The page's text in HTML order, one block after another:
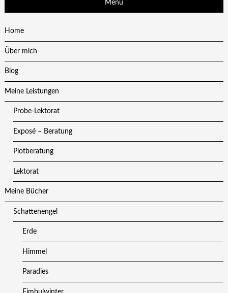
Menü
Home
Über mich
Blog
Meine Leistungen
Probe-Lektorat
Exposé – Beratung
Plotberatung
Lektorat
Meine Bücher
Schattenengel
Erde
Himmel
Paradies